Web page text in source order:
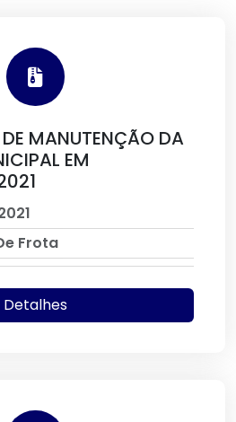
DE MANUTENÇÃO DA
EM
Frota
Detalhes